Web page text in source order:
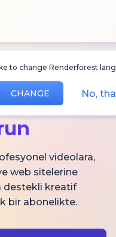
to change Renderforest
CHANGE No,
video,
ses
videolara,
web sitelerine
destekli kreatif
bir abonelikte.